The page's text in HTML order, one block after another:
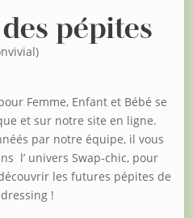
pépites
Femme, Enfant et Bébé se
et sur notre site en ligne.
par notre équipe, il vous
l’ univers Swap-chic, pour
les futures pépites de
!